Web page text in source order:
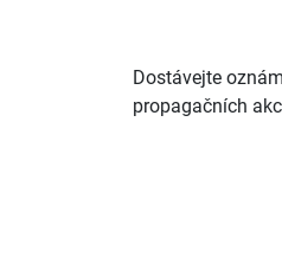
Dostávejte
propagačních